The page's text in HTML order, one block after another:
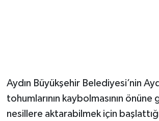
Aydın Büyükşehir Belediyesi’nin
tohumlarının kaybolmasının
nesillere aktarabilmek için